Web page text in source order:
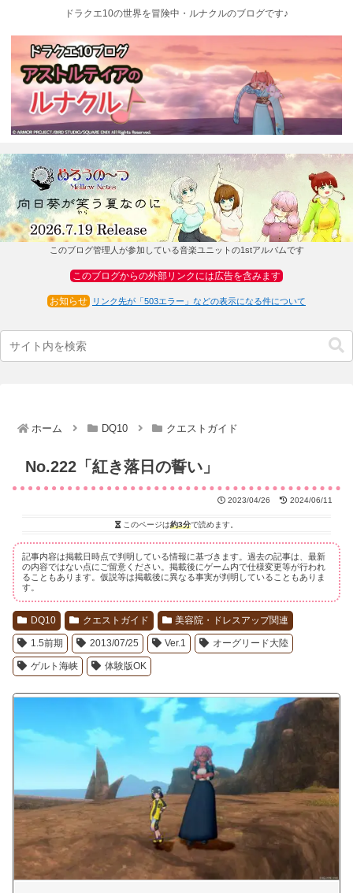
ドラクエ10の世界を冒険中・ルナクルのブログです♪
このブログ管理人が参加している音楽ユニットの1stアルバムです
このブログからの外部リンクには広告を含みます
お知らせ リンク先が「503エラー」などの表示になる件について
ホーム DQ10 クエストガイド
No.222「紅き落日の誓い」
2023/04/26 2024/06/11
このページは約3分で読めます。
記事内容は掲載日時点で判明している情報に基づきます。過去の記事は、最新
の内容ではない点にご留意ください。掲載後にゲーム内で仕様変更等が行われ
ることもあります。仮説等は掲載後に異なる事実が判明していることもありま
す。
DQ10 クエストガイド 美容院・ドレスアップ関連
1.5前期 2013/07/25 Ver.1 オーグリード大陸
ゲルト海峡 体験版OK